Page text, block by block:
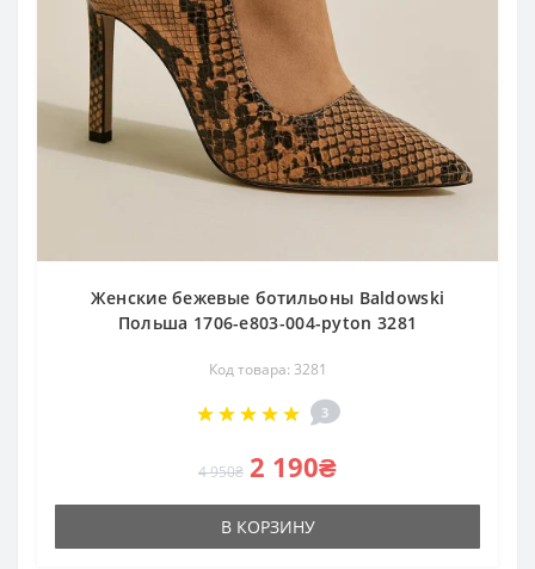
Женские бежевые ботильоны Baldowski
Польша 1706-e803-004-pyton 3281
Код товара: 3281
3
4 950₴ 2 190₴
В КОРЗИНУ